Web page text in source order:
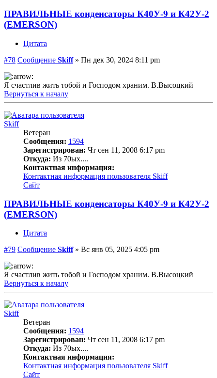
ПРАВИЛЬНЫЕ конденсаторы К40У-9 и К42У-2
(EMERSON)
Цитата
#78 Сообщение Skiff» Пн дек 30, 2024 8:11 pm
Я счастлив жить тобой и Господом храним. В.Высоцкий
Вернуться к началу
Skiff
Ветеран
Сообщения: 1594
Зарегистрирован: Чт сен 11, 2008 6:17 pm
Откуда: Из 70ых....
Контактная информация:
Контактная информация пользователя Skiff
Сайт
ПРАВИЛЬНЫЕ конденсаторы К40У-9 и К42У-2
(EMERSON)
Цитата
#79 Сообщение Skiff» Вс янв 05, 2025 4:05 pm
Я счастлив жить тобой и Господом храним. В.Высоцкий
Вернуться к началу
Skiff
Ветеран
Сообщения: 1594
Зарегистрирован: Чт сен 11, 2008 6:17 pm
Откуда: Из 70ых....
Контактная информация:
Контактная информация пользователя Skiff
Сайт